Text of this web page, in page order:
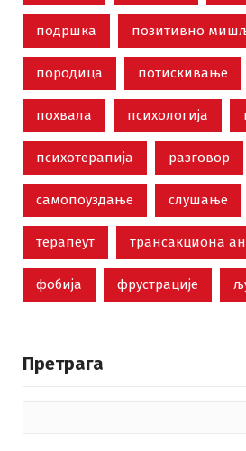
подршка позитивно
породица потискивање
похвала психологија
психотерапија разговор
самопоуздање слушање
терапеут трансакциона
фобија фрустрације
Претрага